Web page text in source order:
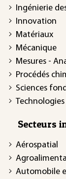
Ingénierie
Innovation
Matériaux
Mécanique
Mesures -
Procédés
Sciences
Secteurs
Aérospatial
Automobile